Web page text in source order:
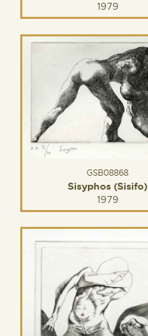
1979
GSB08868
Sisyphos (Sisifo)
1979